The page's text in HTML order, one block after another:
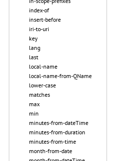
index-of
insert-before
iri-to-uri
key
lang
last
local-name
local-name-from-QName
lower-case
matches
max
min
minutes-from-dateTime
minutes-from-duration
minutes-from-time
month-from-date